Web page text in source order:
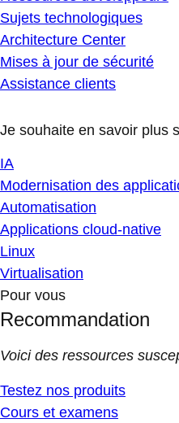
Sujets technologiques
Architecture Center
Mises à jour de sécurité
Assistance clients
Je souhaite en savoir plus
IA
Modernisation des
Automatisation
Applications cloud-native
Linux
Virtualisation
Pour vous
Recommandation
Voici des ressources
Testez nos produits
Cours et examens